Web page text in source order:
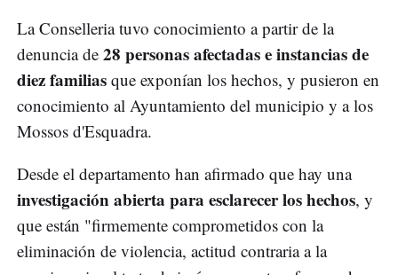
La Conselleria tuvo conocimiento a partir de la
denuncia de 28 personas afectadas e instancias de
diez familias que exponían los hechos, y pusieron en
conocimiento al Ayuntamiento del municipio y a los
Mossos d'Esquadra.
Desde el departamento han afirmado que hay una
investigación abierta para esclarecer los hechos, y
que están "firmemente comprometidos con la
eliminación de violencia, actitud contraria a la